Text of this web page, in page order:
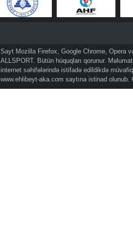
Sayt Mozilla Firefox, Google Chrome, Opera
ALLSPORT. Bütün hüquqları qorunur.
internet səhifələrində istifadə edildikdə
www.ehlibeyt-aka.com saytına istinad olunub.